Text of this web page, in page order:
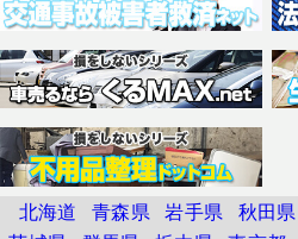
北海道 青森県 岩手県 秋田県